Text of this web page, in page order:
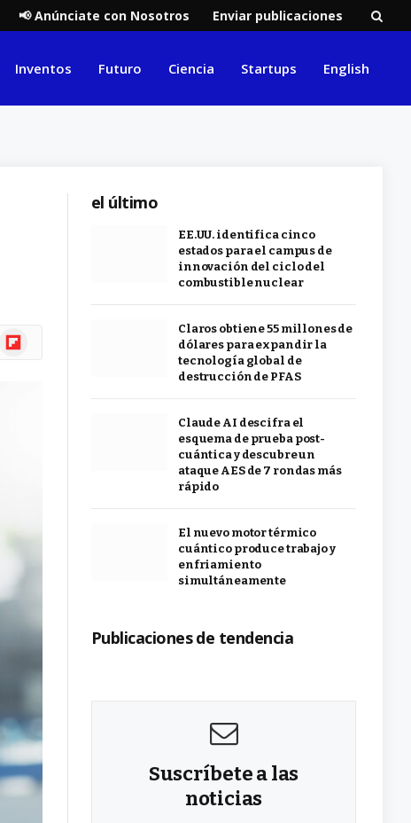
📢 Anúnciate con Nosotros Enviar publicaciones
Inventos Futuro Ciencia Startups English
Flipboard
el último
EE.UU. identifica cinco
estados para el campus de
innovación del ciclo del
combustible nuclear
Claros obtiene 55 millones de
dólares para expandir la
tecnología global de
destrucción de PFAS
Claude AI descifra el
esquema de prueba post-
cuántica y descubre un
ataque AES de 7 rondas más
rápido
El nuevo motor térmico
cuántico produce trabajo y
enfriamiento
simultáneamente
Publicaciones de tendencia
Suscríbete a las
noticias